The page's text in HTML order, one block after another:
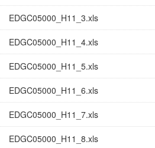
EDGC05000_H11_3.xls
EDGC05000_H11_4.xls
EDGC05000_H11_5.xls
EDGC05000_H11_6.xls
EDGC05000_H11_7.xls
EDGC05000_H11_8.xls